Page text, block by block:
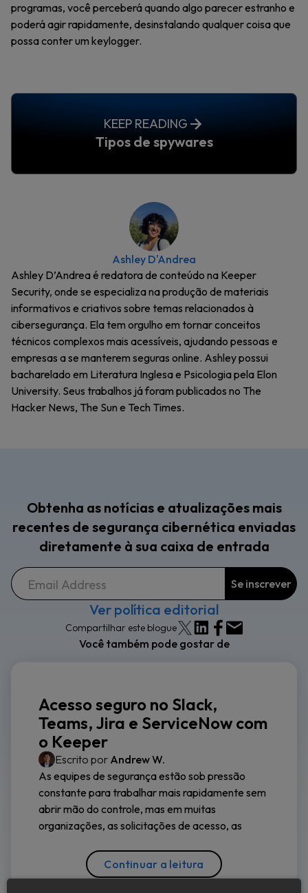
programas, você perceberá quando algo parecer estranho e
poderá agir rapidamente, desinstalando qualquer coisa que
possa conter um keylogger.
KEEP READING
Tipos de spywares
Ashley D'Andrea
Ashley D’Andrea é redatora de conteúdo na Keeper
Security, onde se especializa na produção de materiais
informativos e criativos sobre temas relacionados à
cibersegurança. Ela tem orgulho em tornar conceitos
técnicos complexos mais acessíveis, ajudando pessoas e
empresas a se manterem seguras online. Ashley possui
bacharelado em Literatura Inglesa e Psicologia pela Elon
University. Seus trabalhos já foram publicados no The
Hacker News, The Sun e Tech Times.
Obtenha as notícias e atualizações mais
recentes de segurança cibernética enviadas
diretamente à sua caixa de entrada
Ver política editorial
Compartilhar este blogue
Você também pode gostar de
Acesso seguro no Slack,
Teams, Jira e ServiceNow com
o Keeper
Escrito por Andrew W.
As equipes de segurança estão sob pressão
constante para trabalhar mais rapidamente sem
abrir mão do controle, mas em muitas
organizações, as solicitações de acesso, as
Continuar a leitura